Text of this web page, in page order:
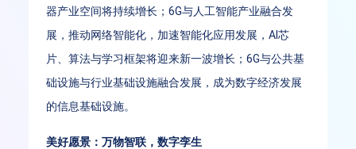
器产业空间将持续增长；6G与人工智能产业融合发
展，推动网络智能化，加速智能化应用发展，AI芯
片、算法与学习框架将迎来新一波增长；6G与公共基
础设施与行业基础设施融合发展，成为数字经济发展
的信息基础设施。
美好愿景：万物智联，数字孪生